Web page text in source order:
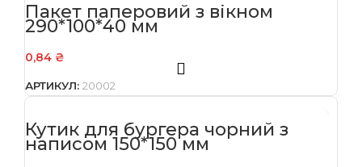
Пакет паперовий з вікном
290*100*40 мм
0,84 ₴
АРТИКУЛ: 20002
Кутик для бургера чорний з
написом 150*150 мм